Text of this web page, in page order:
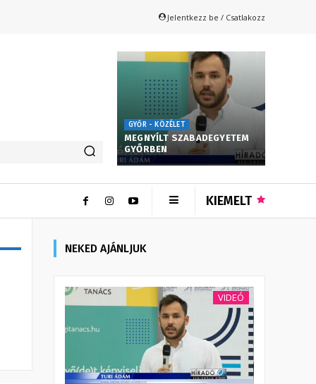
Jelentkezz be / Csatlakozz
GYŐR - KÖZÉLET
MEGNYÍLT SZABADEGYETEM
GYŐRBEN
KIEMELT
NEKED AJÁNLJUK
VIDEÓ